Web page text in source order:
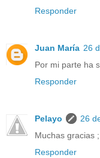
Responder
Juan María 26
Por mi parte ha
Responder
Pelayo
26
Muchas gracias
Responder